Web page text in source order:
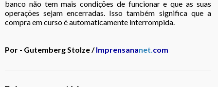
banco não tem mais condições de funcionar e que as suas
operações sejam encerradas. Isso também significa que a
compra em curso é automaticamente interrompida.
Por - Gutemberg Stolze /Imprensananet.com